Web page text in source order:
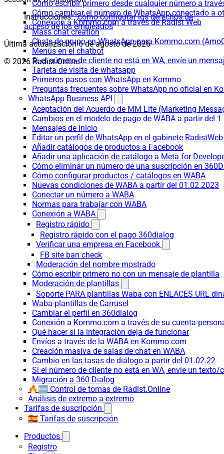
Cómo escribir primero desde cualquier número a
Cómo cambiar el número de WhatsApp conectado a
Conexión a Kommo.com a través de Radist Web
Mass chat creation
Chats de grupo en WhatsApp para Kommo.com
Menús en el chatbot
Si el número de cliente no está en WA, envíe un
Tarjeta de visita de whatsapp
Primeros pasos con WhatsApp en Kommo
Preguntas frecuentes sobre WhatsApp no oficial en
WhatsApp Business API
Aceptación del Acuerdo de MM Lite (Marketing
Cambios en el modelo de pago de WABA a partir del
Mensajes de inicio
Editar un perfil de WhatsApp en el gabinete RadistWeb
Añadir catálogos de productos a Facebook
Añadir una aplicación de catálogo a Meta for
Cómo eliminar un número de una suscripción en
Cómo configurar productos / catálogos en WABA
Nuevas condiciones de WABA a partir del 01.02.2023
Conectar un número a WABA
Normas para trabajar con WABA
Conexión a WABA
Registro rápido
Registro rápido con el pago 360dialog
Verificar una empresa en Facebook
FB site ban check
Moderación del nombre mostrado
Cómo escribir primero no con un mensaje de plantilla
Moderación de plantillas
Soporte PARA plantillas Waba con ENLACES URL
Waba-plantillas de Carrusel
Cambiar el perfil en 360dialog
Conexión a Kommo.com a través de su cuenta
Qué hacer si la integración deja de funcionar
Envíos a través de la WABA en Kommo.com
Creación masiva de salas de chat en WABA
Cambio en las tasas de diálogo a partir del 01.02.22
Si el número de cliente no está en WA, envíe un
Migración a 360 Dialog
🔥🆕 Control de tomas de Radist.Online
Análisis de extremo a extremo
Tarifas de suscripción
🇪🇸 Tarifas de suscripción
Productos
Registro
Instrucciones: “cómo configurar los derechos de
acceso de los empleados”
Última actualización6 de agosto de 2026
© 2026 Radist.Online